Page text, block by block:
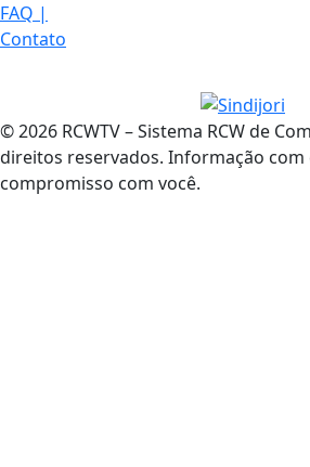
FAQ |
Contato
© 2026 RCWTV – Sistema RCW de
direitos reservados. Informação com
compromisso com você.